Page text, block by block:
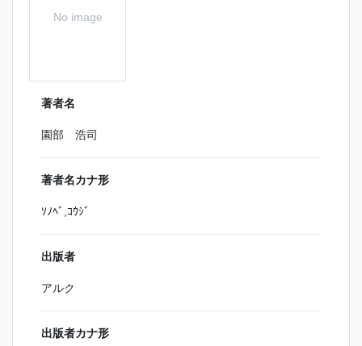
No image
著者名
園部 浩司
著者名カナ形
ｿﾉﾍﾞ,ｺｳｼﾞ
出版者
アルク
出版者カナ形